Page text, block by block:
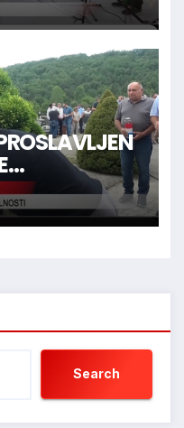
Search